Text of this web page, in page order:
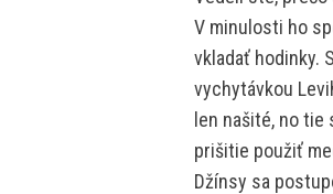
V minulosti ho
vkladať hodinky.
vychytávkou
len našité, no tie
prišitie použiť
Džínsy sa